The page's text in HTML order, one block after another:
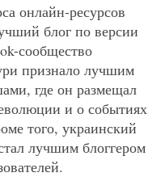
онлайн-ресурсов
блог по версии
сообщество
признало лучшим
где он размещал
и о событиях
того, украинский
лучшим блоггером